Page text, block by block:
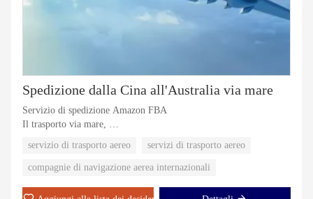
Spedizione dalla Cina all'Australia via mare
Servizio di spedizione Amazon FBA
Il trasporto via mare,
Intermediazione doganale,
Consegna porta a porta,
servizio di trasporto aereo servizi di trasporto aereo
compagnie di navigazione aerea internazionali